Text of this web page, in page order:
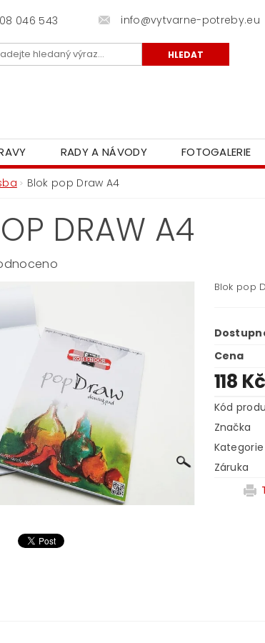
046 543 info@vytvarne-potreby.eu
RADY A NÁVODY FOTOGALERIE
Blok pop Draw A4
DRAW A4
Blok pop
Cena
118 Kč
Kód
Značka
Kategorie
Záruka